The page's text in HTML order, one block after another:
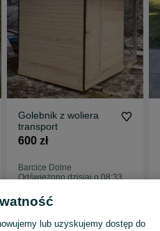
Golebnik z woliera
transport
600 zł
Barcice Dolne
Odświeżono dzisiaj o 08:33
lub uzyskujemy dostęp do